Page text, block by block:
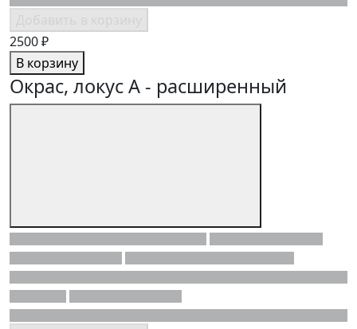
2500 ₽
В корзину
Окрас, локус A - расширенный